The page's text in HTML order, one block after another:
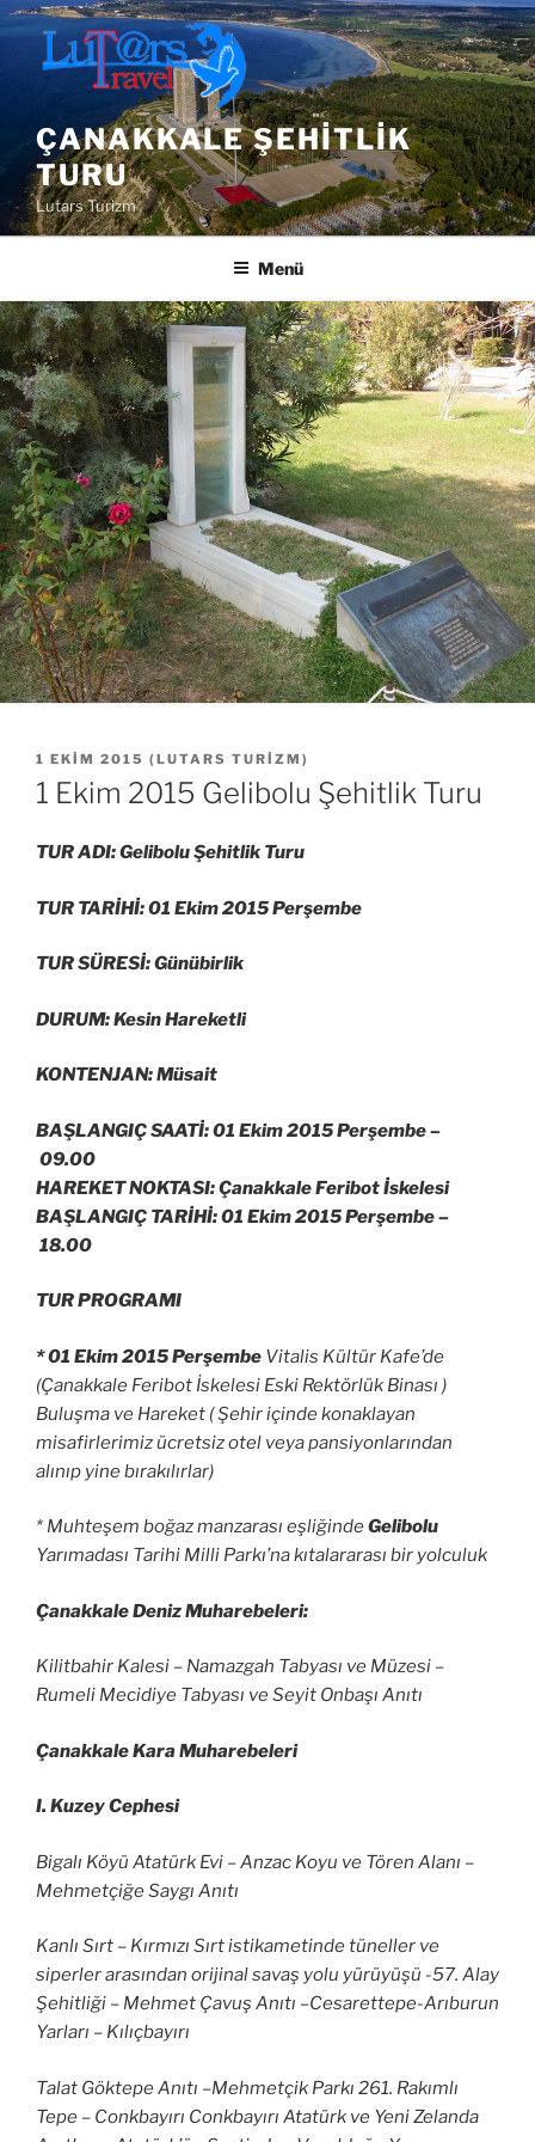
İçeriğe
geç
ÇANAKKALE ŞEHITLIK
TURU
Lutars Turizm
Menü
YAYIM
TARIHI
1 EKIM 2015 ( LUTARS TURIZM )
1 Ekim 2015 Gelibolu Şehitlik Turu
TUR ADI: Gelibolu Şehitlik Turu
TUR TARİHİ: 01 Ekim 2015 Perşembe
TUR SÜRESİ: Günübirlik
DURUM: Kesin Hareketli
KONTENJAN: Müsait
BAŞLANGIÇ SAATİ: 01 Ekim 2015 Perşembe –
09.00
HAREKET NOKTASI: Çanakkale Feribot İskelesi
BAŞLANGIÇ TARİHİ: 01 Ekim 2015 Perşembe –
18.00
TUR PROGRAMI
* 01 Ekim 2015 Perşembe Vitalis Kültür Kafe’de
(Çanakkale Feribot İskelesi Eski Rektörlük Binası )
Buluşma ve Hareket ( Şehir içinde konaklayan
misafirlerimiz ücretsiz otel veya pansiyonlarından
alınıp yine bırakılırlar)
* Muhteşem boğaz manzarası eşliğindeGelibolu
Yarımadası Tarihi Milli Parkı’na kıtalararası bir yolculuk
Çanakkale Deniz Muharebeleri:
Kilitbahir Kalesi – Namazgah Tabyası ve Müzesi –
Rumeli Mecidiye Tabyası ve Seyit Onbaşı Anıtı
Çanakkale Kara Muharebeleri
I. Kuzey Cephesi
Bigalı Köyü Atatürk Evi – Anzac Koyu ve Tören Alanı –
Mehmetçiğe Saygı Anıtı
Kanlı Sırt – Kırmızı Sırt istikametinde tüneller ve
siperler arasından orijinal savaş yolu yürüyüşü -57. Alay
Şehitliği – Mehmet Çavuş Anıtı –Cesarettepe-Arıburun
Yarları – Kılıçbayırı
Talat Göktepe Anıtı –Mehmetçik Parkı 261. Rakımlı
Tepe – Conkbayırı Conkbayırı Atatürk ve Yeni Zelanda